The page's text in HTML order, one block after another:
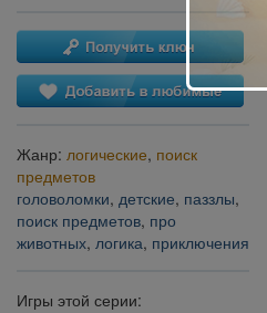
Жанр: логические, поиск
предметов
головоломки, детские, паззлы,
поиск предметов, про
животных, логика, приключения
Игры этой серии: